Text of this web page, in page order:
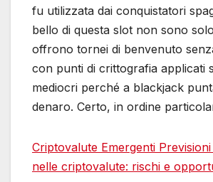
fu utilizzata dai conquistatori
bello di questa slot non sono
offrono tornei di benvenuto
con punti di crittografia applicati
mediocri perché a blackjack
denaro. Certo, in ordine
Criptovalute Emergenti
nelle criptovalute: rischi e